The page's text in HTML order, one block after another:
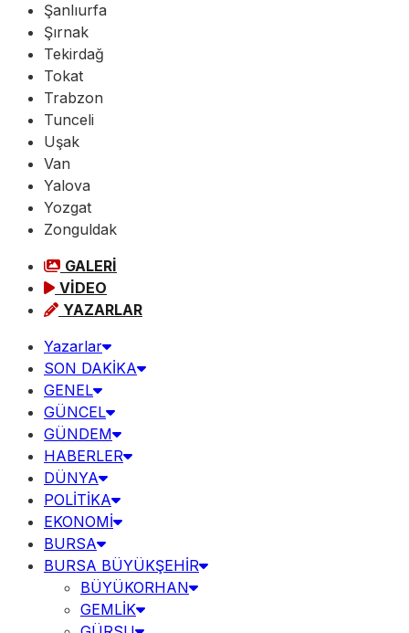
Şanlıurfa
Şırnak
Tekirdağ
Tokat
Trabzon
Tunceli
Uşak
Van
Yalova
Yozgat
Zonguldak
GALERİ
VİDEO
YAZARLAR
Yazarlar
SON DAKİKA
GENEL
GÜNCEL
GÜNDEM
HABERLER
DÜNYA
POLİTİKA
EKONOMİ
BURSA
BURSA BÜYÜKŞEHİR
BÜYÜKORHAN
GEMLİK